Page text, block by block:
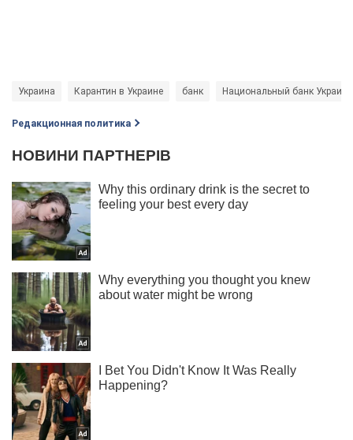
Украина Карантин в Украине банк Национальный банк
Редакционная политика